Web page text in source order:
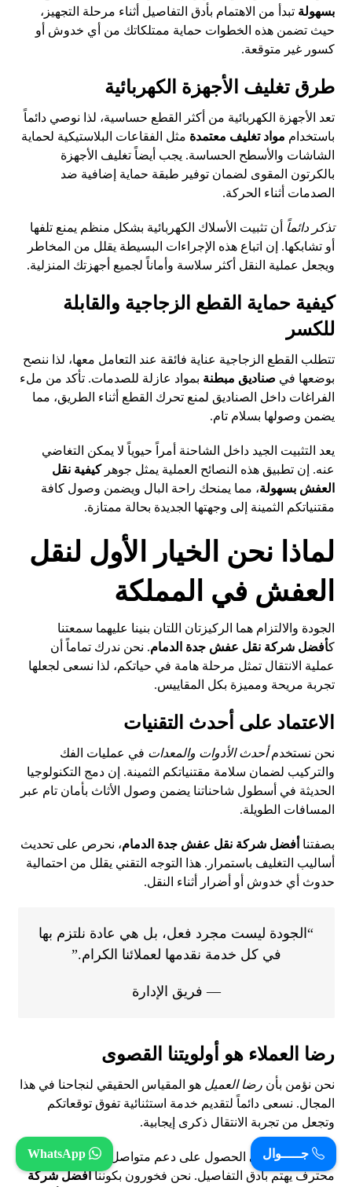
بسهولة تبدأ من الاهتمام بأدق التفاصيل أثناء مرحلة التجهيز،
حيث تضمن هذه الخطوات حماية ممتلكاتك من أي خدوش أو
كسور غير متوقعة.
طرق تغليف الأجهزة الكهربائية
تعد الأجهزة الكهربائية من أكثر القطع حساسية، لذا نوصي دائماً
باستخدام مواد تغليف معتمدة مثل الفقاعات البلاستيكية لحماية
الشاشات والأسطح الحساسة. يجب أيضاً تغليف الأجهزة
بالكرتون المقوى لضمان توفير طبقة حماية إضافية ضد
الصدمات أثناء الحركة.
تذكر دائماً
أن تثبيت الأسلاك الكهربائية بشكل منظم يمنع تلفها
أو تشابكها. إن اتباع هذه الإجراءات البسيطة يقلل من المخاطر
ويجعل عملية النقل أكثر سلاسة وأماناً لجميع أجهزتك المنزلية.
كيفية حماية القطع الزجاجية والقابلة
للكسر
تتطلب القطع الزجاجية عناية فائقة عند التعامل معها، لذا ننصح
بوضعها في صناديق مبطنة بمواد عازلة للصدمات. تأكد من ملء
الفراغات داخل الصناديق لمنع تحرك القطع أثناء الطريق، مما
يضمن وصولها بسلام تام.
يعد التثبيت الجيد داخل الشاحنة أمراً حيوياً لا يمكن التغاضي
عنه. إن تطبيق هذه النصائح العملية يمثل جوهركيفية نقل
العفش بسهولة، مما يمنحك راحة البال ويضمن وصول كافة
مقتنياتكم الثمينة إلى وجهتها الجديدة بحالة ممتازة.
لماذا نحن الخيار الأول لنقل
العفش في المملكة
الجودة والالتزام هما الركيزتان اللتان بنينا عليهما سمعتنا
كأفضل شركة نقل عفش جدة الدمام. نحن ندرك تماماً أن
عملية الانتقال تمثل مرحلة هامة في حياتكم، لذا نسعى لجعلها
تجربة مريحة ومميزة بكل المقاييس.
الاعتماد على أحدث التقنيات
نحن نستخدمأحدث الأدوات والمعدات في عمليات الفك
والتركيب لضمان سلامة مقتنياتكم الثمينة. إن دمج التكنولوجيا
الحديثة في أسطول شاحناتنا يضمن وصول الأثاث بأمان تام عبر
المسافات الطويلة.
بصفتنا أفضل شركة نقل عفش جدة الدمام، نحرص على تحديث
أساليب التغليف باستمرار. هذا التوجه التقني يقلل من احتمالية
حدوث أي خدوش أو أضرار أثناء النقل.
“الجودة ليست مجرد فعل، بل هي عادة نلتزم بها
في كل خدمة نقدمها لعملائنا الكرام.”
— فريق الإدارة
رضا العملاء هو أولويتنا القصوى
نحن نؤمن بأنرضا العميل هو المقياس الحقيقي لنجاحنا في هذا
المجال. نسعى دائماً لتقديم خدمة استثنائية تفوق توقعاتكم
وتجعل من تجربة الانتقال ذكرى إيجابية.
اختياركم لنا يعني الحصول على دعم متواصل وفريق عمل
محترف يهتم بأدق التفاصيل. نحن فخورون بكونناأفضل شركة
جـــــوال